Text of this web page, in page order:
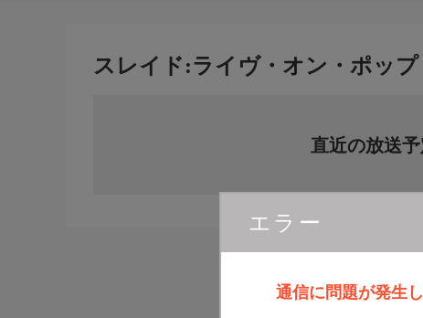
エラー
通信に問題が発生
スレイド:ライヴ・オン・ポッ
直近の放送